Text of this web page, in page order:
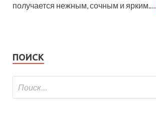
получается нежным, сочным и ярким.…
ПОИСК